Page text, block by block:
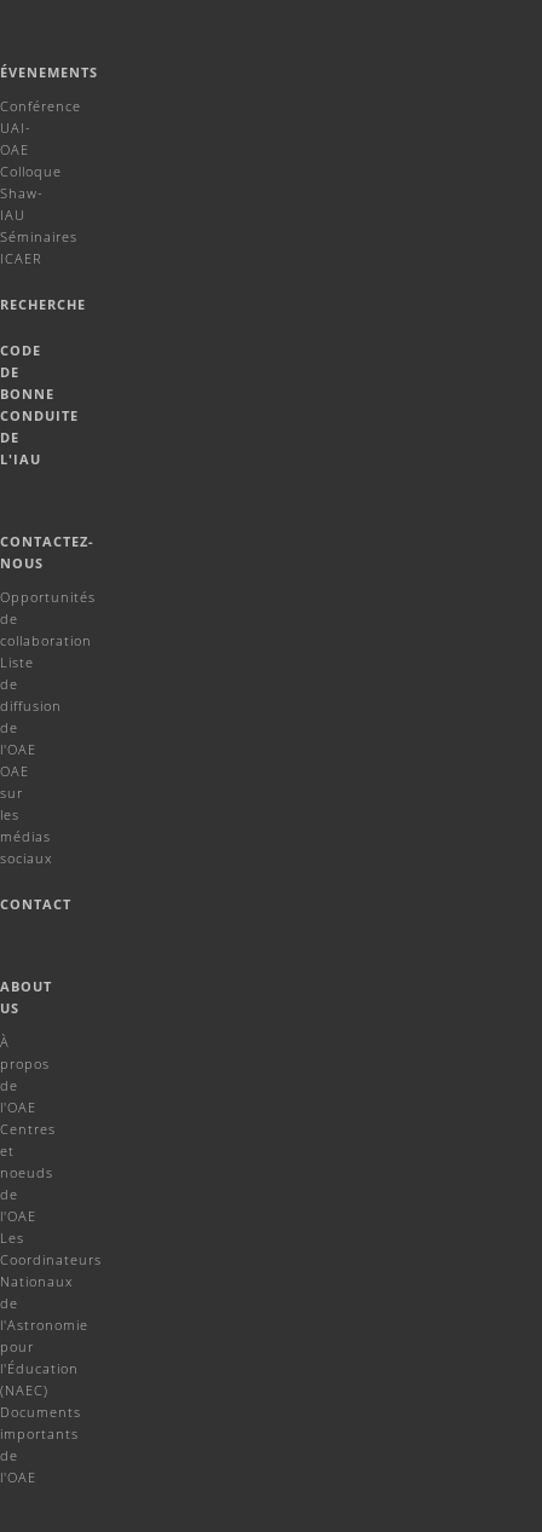
ÉVENEMENTS
Conférence
UAI-
OAE
Colloque
Shaw-
IAU
Séminaires
ICAER
RECHERCHE
CODE
DE
BONNE
CONDUITE
DE
L'IAU
CONTACTEZ-
NOUS
Opportunités
de
collaboration
Liste
de
diffusion
de
l'OAE
OAE
sur
les
médias
sociaux
CONTACT
ABOUT
US
À
propos
de
l'OAE
Centres
et
noeuds
de
l'OAE
Les
Coordinateurs
Nationaux
de
l'Astronomie
pour
l'Éducation
(NAEC)
Documents
importants
de
l'OAE